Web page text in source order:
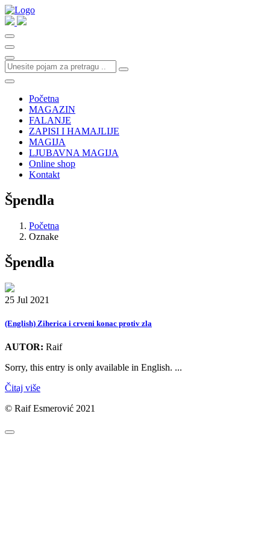
Početna
MAGAZIN
FALANJE
ZAPISI I HAMAJLIJE
MAGIJA
LJUBAVNA MAGIJA
Online shop
Kontakt
Špendla
Početna
Oznake
Špendla
25 Jul 2021
(English) Ziherica i crveni konac protiv zla
AUTOR: Raif
Sorry, this entry is only available in English. ...
Čitaj više
© Raif Esmerović 2021